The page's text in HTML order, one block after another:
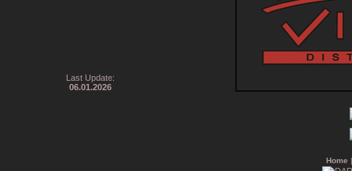
Last Update:
06.01.2026
Home